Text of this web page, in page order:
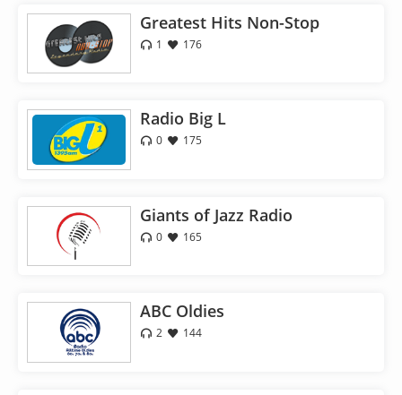
Greatest Hits Non-Stop
1 176
Radio Big L
0 175
Giants of Jazz Radio
0 165
ABC Oldies
2 144